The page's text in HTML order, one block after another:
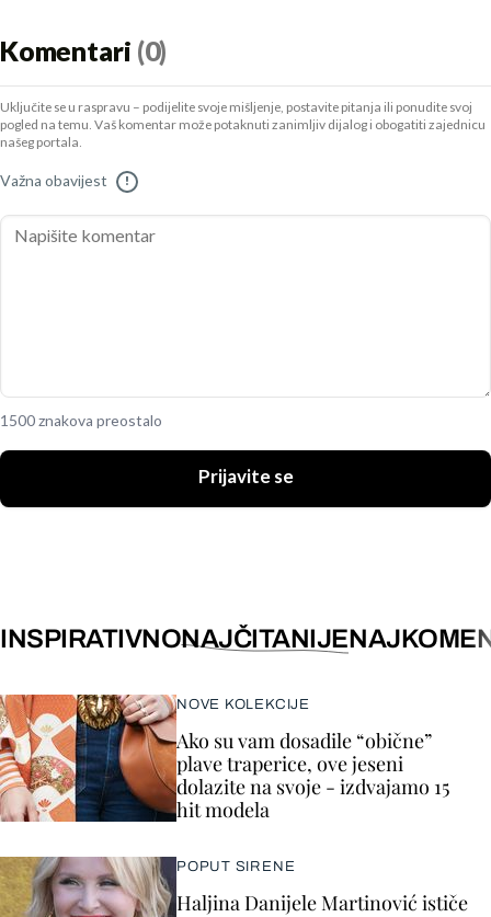
Komentari (0)
Uključite se u raspravu – podijelite svoje mišljenje, postavite pitanja ili ponudite svoj
pogled na temu. Vaš komentar može potaknuti zanimljiv dijalog i obogatiti zajednicu
našeg portala.
Važna obavijest !
1500 znakova preostalo
Prijavite se
INSPIRATIVNONAJČITANIJE
NOVE KOLEKCIJE
Ako su vam dosadile “obične”
plave traperice, ove jeseni
dolazite na svoje - izdvajamo 15
hit modela
POPUT SIRENE
Haljina Danijele Martinović ističe